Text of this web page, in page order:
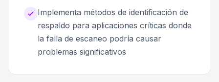
Implementa métodos de identificación de
respaldo para aplicaciones críticas donde
la falla de escaneo podría causar
problemas significativos